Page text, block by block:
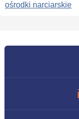
ośrodki narciarskie